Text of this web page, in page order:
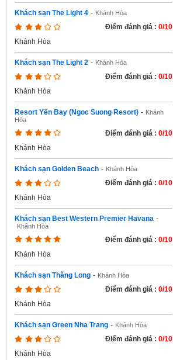
Khách sạn The Light 4 - Khánh Hòa
Điểm đánh giá : 0/10
Khánh Hòa
Khách sạn The Light 2 - Khánh Hòa
Điểm đánh giá : 0/10
Khánh Hòa
Resort Yến Bay (Ngoc Suong Resort) - Khánh
Hòa
Điểm đánh giá : 0/10
Khánh Hòa
Khách sạn Golden Beach - Khánh Hòa
Điểm đánh giá : 0/10
Khánh Hòa
Khách sạn Best Western Premier Havana -
Khánh Hòa
Điểm đánh giá : 0/10
Khánh Hòa
Khách sạn Thăng Long - Khánh Hòa
Điểm đánh giá : 0/10
Khánh Hòa
Khách sạn Green Nha Trang - Khánh Hòa
Điểm đánh giá : 0/10
Khánh Hòa